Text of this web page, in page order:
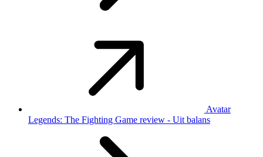
Avatar
Legends: The Fighting Game review - Uit balans